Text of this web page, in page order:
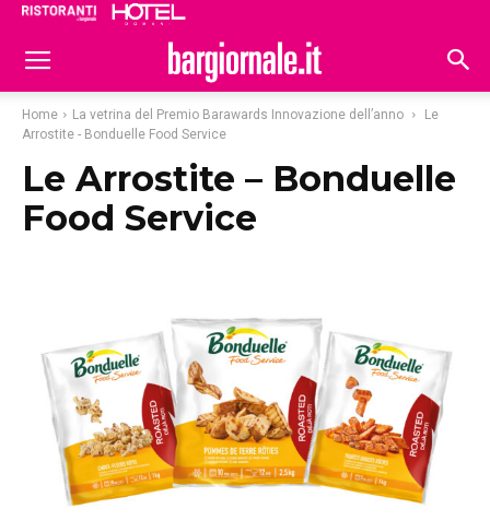
Home La vetrina del Premio Barawards Innovazione dell’anno
Le
Arrostite - Bonduelle Food Service
Le Arrostite – Bonduelle
Food Service